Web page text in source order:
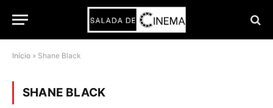
Início » Shane Black
SHANE BLACK